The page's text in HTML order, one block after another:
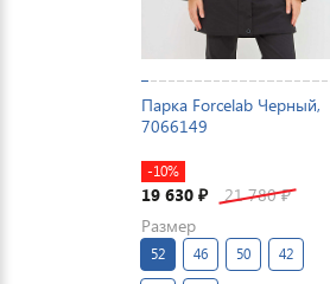
Парка Forcelab Черный,
7066149
-10%
19 630 ₽ 21 780₽
Размер
52 46 50 42